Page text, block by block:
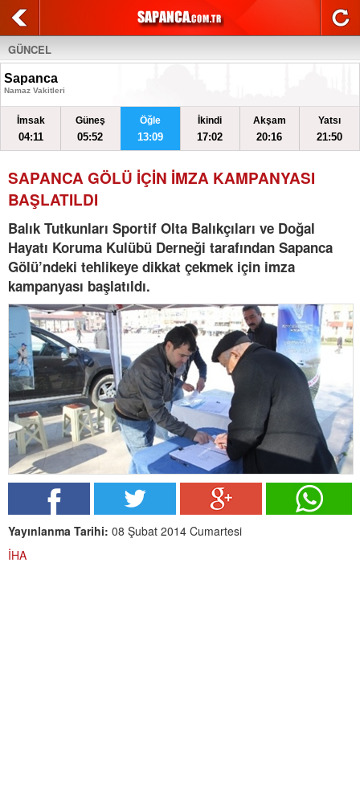
GÜNCEL
Sapanca
Namaz Vakitleri
İmsak
04:11
Güneş
05:52
Öğle
13:09
İkindi
17:02
Akşam
20:16
Yatsı
21:50
SAPANCA GÖLÜ İÇİN İMZA KAMPANYASI
BAŞLATILDI
Balık Tutkunları Sportif Olta Balıkçıları ve Doğal
Hayatı Koruma Kulübü Derneği tarafından Sapanca
Gölü’ndeki tehlikeye dikkat çekmek için imza
kampanyası başlatıldı.
Yayınlanma Tarihi: 08 Şubat 2014 Cumartesi
İHA